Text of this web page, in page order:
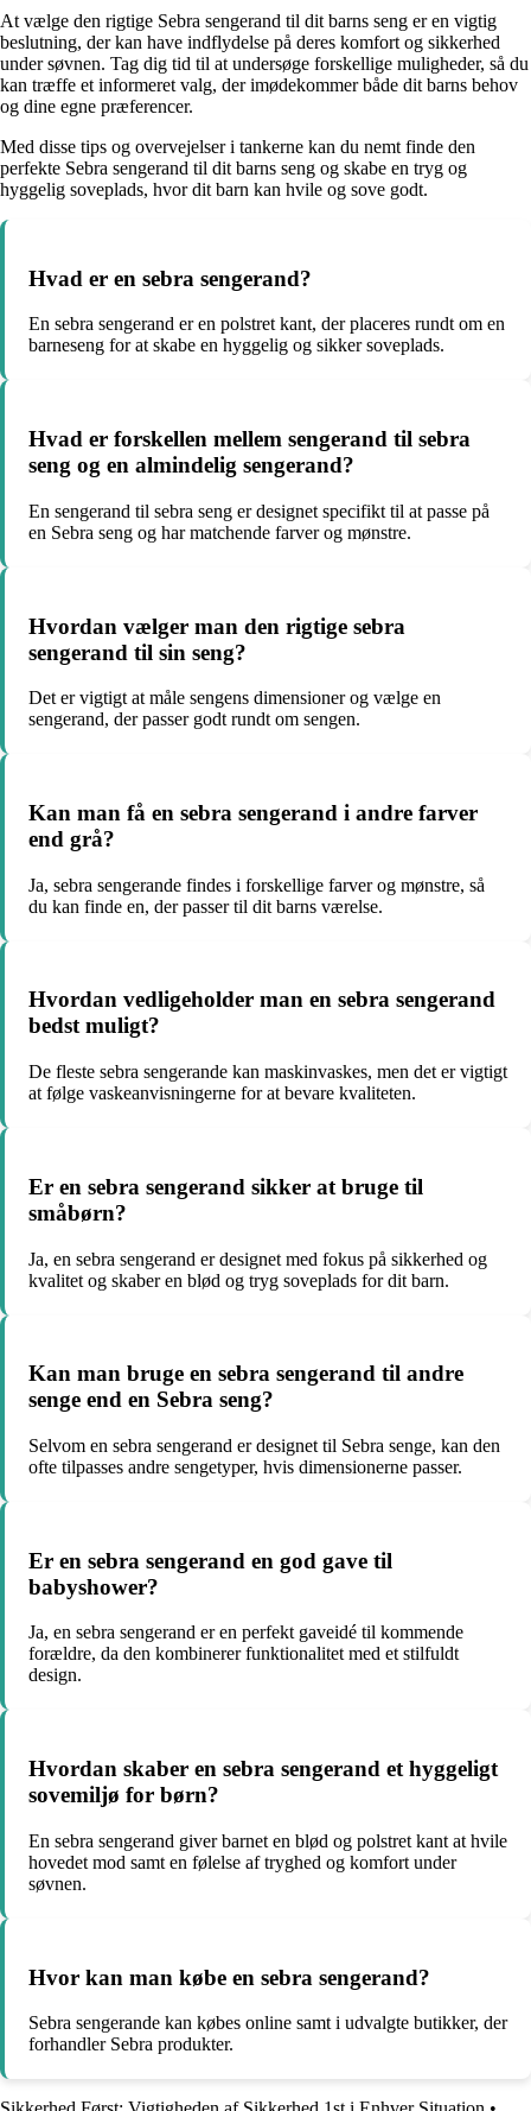
At vælge den rigtige Sebra sengerand til dit barns seng er en vigtig
beslutning, der kan have indflydelse på deres komfort og sikkerhed
under søvnen. Tag dig tid til at undersøge forskellige muligheder, så du
kan træffe et informeret valg, der imødekommer både dit barns behov
og dine egne præferencer.
Med disse tips og overvejelser i tankerne kan du nemt finde den
perfekte Sebra sengerand til dit barns seng og skabe en tryg og
hyggelig soveplads, hvor dit barn kan hvile og sove godt.
Hvad er en sebra sengerand?
En sebra sengerand er en polstret kant, der placeres rundt om en
barneseng for at skabe en hyggelig og sikker soveplads.
Hvad er forskellen mellem sengerand til sebra
seng og en almindelig sengerand?
En sengerand til sebra seng er designet specifikt til at passe på
en Sebra seng og har matchende farver og mønstre.
Hvordan vælger man den rigtige sebra
sengerand til sin seng?
Det er vigtigt at måle sengens dimensioner og vælge en
sengerand, der passer godt rundt om sengen.
Kan man få en sebra sengerand i andre farver
end grå?
Ja, sebra sengerande findes i forskellige farver og mønstre, så
du kan finde en, der passer til dit barns værelse.
Hvordan vedligeholder man en sebra sengerand
bedst muligt?
De fleste sebra sengerande kan maskinvaskes, men det er vigtigt
at følge vaskeanvisningerne for at bevare kvaliteten.
Er en sebra sengerand sikker at bruge til
småbørn?
Ja, en sebra sengerand er designet med fokus på sikkerhed og
kvalitet og skaber en blød og tryg soveplads for dit barn.
Kan man bruge en sebra sengerand til andre
senge end en Sebra seng?
Selvom en sebra sengerand er designet til Sebra senge, kan den
ofte tilpasses andre sengetyper, hvis dimensionerne passer.
Er en sebra sengerand en god gave til
babyshower?
Ja, en sebra sengerand er en perfekt gaveidé til kommende
forældre, da den kombinerer funktionalitet med et stilfuldt
design.
Hvordan skaber en sebra sengerand et hyggeligt
sovemiljø for børn?
En sebra sengerand giver barnet en blød og polstret kant at hvile
hovedet mod samt en følelse af tryghed og komfort under
søvnen.
Hvor kan man købe en sebra sengerand?
Sebra sengerande kan købes online samt i udvalgte butikker, der
forhandler Sebra produkter.